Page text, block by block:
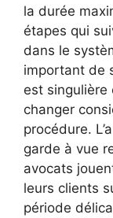
la durée
étapes qui
dans le
important de
est singulière
changer
procédure.
garde à vue
avocats
leurs clients
période